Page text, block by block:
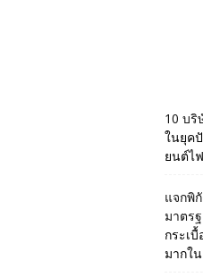
10 บริ
ในยุค
ยนต์ไ
แจกพิ
มาตร
กระเ
มากใ